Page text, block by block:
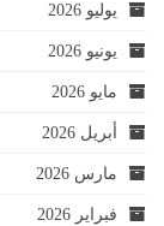
يوليو 2026
يونيو 2026
مايو 2026
أبريل 2026
مارس 2026
فبراير 2026